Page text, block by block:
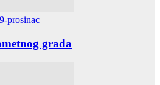
prosinac
grada